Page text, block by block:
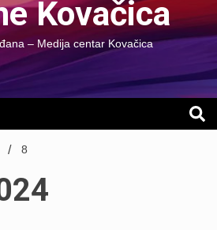
Kovačica
– Medija centar Kovačica
8